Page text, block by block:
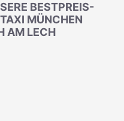
BESTPREIS-
MÜNCHEN
AM LECH